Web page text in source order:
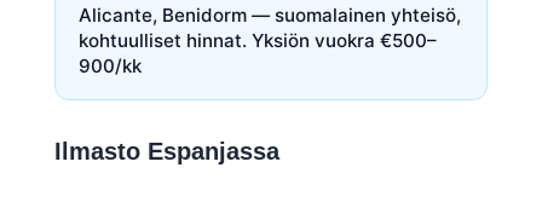
Alicante, Benidorm — suomalainen yhteisö,
kohtuulliset hinnat. Yksiön vuokra €500–
900/kk
Ilmasto Espanjassa